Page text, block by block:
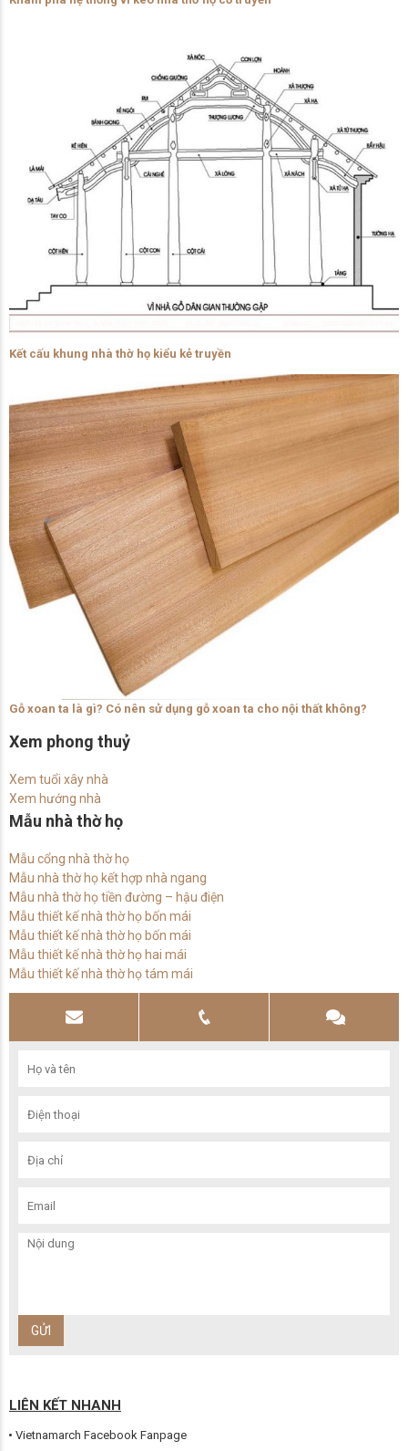
Kết cấu khung nhà thờ họ kiểu kẻ truyền
Gỗ xoan ta là gì? Có nên sử dụng gỗ xoan ta cho nội thất không?
Xem phong thuỷ
Xem tuổi xây nhà
Xem hướng nhà
Mẫu nhà thờ họ
Mẫu cổng nhà thờ họ
Mẫu nhà thờ họ kết hợp nhà ngang
Mẫu nhà thờ họ tiền đường – hậu điện
Mẫu thiết kế nhà thờ họ bốn mái
Mẫu thiết kế nhà thờ họ bốn mái
Mẫu thiết kế nhà thờ họ hai mái
Mẫu thiết kế nhà thờ họ tám mái
LIÊN KẾT NHANH
Vietnamarch Facebook Fanpage